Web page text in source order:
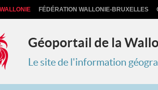
FÉDÉRATION WALLONIE-BRUXELLES
Géoportail de la
Le site de l'information